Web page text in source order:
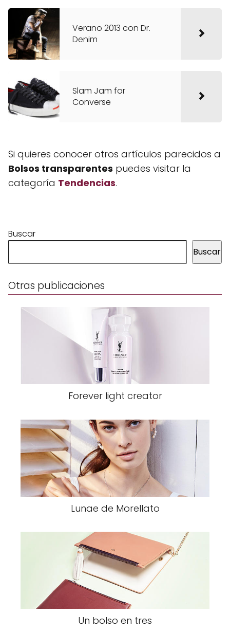
Verano 2013 con Dr.
Denim
Slam Jam for
Converse
Si quieres conocer otros artículos parecidos a
Bolsos transparentes puedes visitar la
categoría Tendencias.
Buscar
Buscar
Otras publicaciones
Forever light creator
Lunae de Morellato
Un bolso en tres